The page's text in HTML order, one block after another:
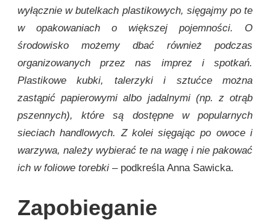
wyłącznie w butelkach plastikowych, sięgajmy po te
w opakowaniach o większej pojemności. O
środowisko możemy dbać również podczas
organizowanych przez nas imprez i spotkań.
Plastikowe kubki, talerzyki i sztućce można
zastąpić papierowymi albo jadalnymi (np. z otrąb
pszennych), które są dostępne w popularnych
sieciach handlowych. Z kolei sięgając po owoce i
warzywa, należy wybierać te na wagę i nie pakować
ich w foliowe torebki – podkreśla Anna Sawicka.
Zapobieganie